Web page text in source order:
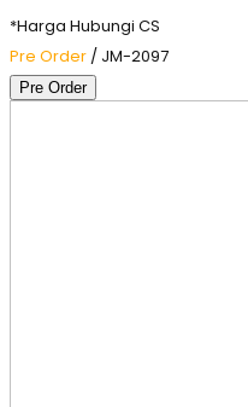
*Harga Hubungi CS
Pre Order / JM-2097
Pre Order